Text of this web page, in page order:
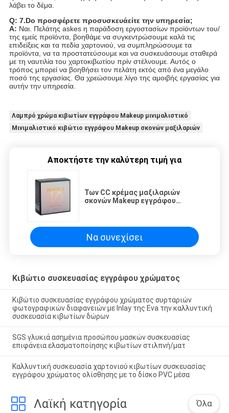
λάβει το δέμα.
Q: 7.Do προσφέρετε προσυσκευάείτε την υπηρεσία;
Α: Ναι. Πελάτης askes η παράδοση εργοστασίων προϊόντων του/
της εμείς προϊόντα, βοηθάμε να συγκεντρώσουμε καλά τις
επιδείξεις και τα πεδία χαρτονιού, να συμπληρώσουμε τα
προϊόντα, να τα προστατεύσουμε και να συσκευάσουμε σταθερά
με τη ναυτιλία του χαρτοκιβωτίου πρίν στέλνουμε. Αυτός ο
τρόπος μπορεί να βοηθήσει τον πελάτη εκτός από ένα μεγάλο
ποσό της εργασίας. Θα χρεώσουμε λίγο της αμοιβής εργασίας για
αυτήν την υπηρεσία.
Λαμπρό χρώμα κιβωτίων εγγράφου Makeup μινιμαλιστικό
Μινιμαλιστικό κιβώτιο εγγράφου Makeup σκονών μαξιλαριών
Αποκτήστε την καλύτερη τιμή για
Των CC κρέμας μαξιλαριών
σκονών Makeup εγγράφου
Να συνεχίσει
Κιβώτιο συσκευασίας εγγράφου χρώματος
Κιβώτιο συσκευασίας εγγράφου χρώματος συρταριών
φωτογραφικών διαφανειών με Inlay της Eva την καλλυντική
συσκευασία κιβωτίων δώρων
SGS γλυκιά ασημένια προσώπου μασκών συσκευασίας
επιφάνεια ελασματοποίησης κιβωτίων στιλπνή/ματ
Καλλυντική συσκευασία χαρτονιού κιβωτίων συσκευασίας
εγγράφου χρώματος ολίσθησης με το δίσκο PVC μέσα
Λαϊκή κατηγορία Όλα